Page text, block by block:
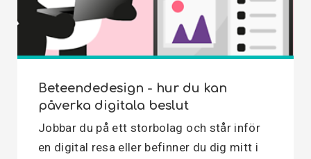
Beteendedesign - hur du kan
påverka digitala beslut
Jobbar du på ett storbolag och står inför
en digital resa eller befinner du dig mitt i